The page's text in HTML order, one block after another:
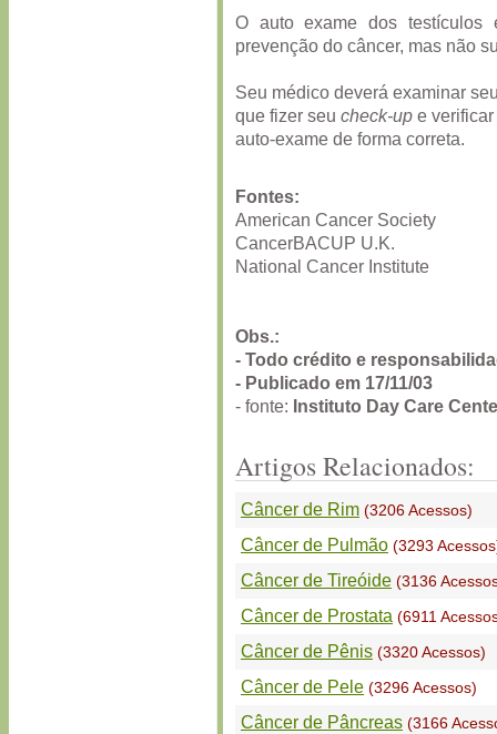
O auto exame dos testículos
prevenção do câncer, mas não
Seu médico deverá examinar
que fizer seu check-up e
auto-exame de forma correta.
Fontes:
American Cancer Society
CancerBACUP U.K.
National Cancer Institute
Obs.:
- Todo crédito e
- Publicado em 17/11/03
- fonte: Instituto Day Care
Artigos Relacionados:
Câncer de Rim (3206 Acessos)
Câncer de Pulmão (3293
Câncer de Tireóide (3136
Câncer de Prostata (6911
Câncer de Pênis (3320 Acessos)
Câncer de Pele (3296 Acessos)
Câncer de Pâncreas (3166